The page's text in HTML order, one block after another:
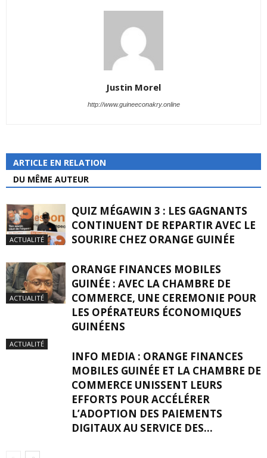
Justin Morel
http://www.guineeconakry.online
ARTICLE EN RELATION
DU MÊME AUTEUR
ACTUALITÉ
QUIZ MÉGAWIN 3 : LES GAGNANTS
CONTINUENT DE REPARTIR AVEC LE
SOURIRE CHEZ ORANGE GUINÉE
ACTUALITÉ
ORANGE FINANCES MOBILES
GUINÉE : AVEC LA CHAMBRE DE
COMMERCE, UNE CEREMONIE POUR
LES OPÉRATEURS ÉCONOMIQUES
GUINÉENS
ACTUALITÉ
INFO MEDIA : ORANGE FINANCES
MOBILES GUINÉE ET LA CHAMBRE DE
COMMERCE UNISSENT LEURS
EFFORTS POUR ACCÉLÉRER
L’ADOPTION DES PAIEMENTS
DIGITAUX AU SERVICE DES...